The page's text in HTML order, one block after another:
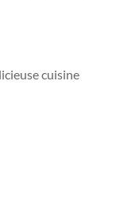
cuisine